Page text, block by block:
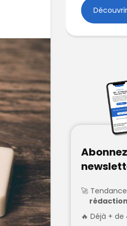
rédaction
Déjà + de